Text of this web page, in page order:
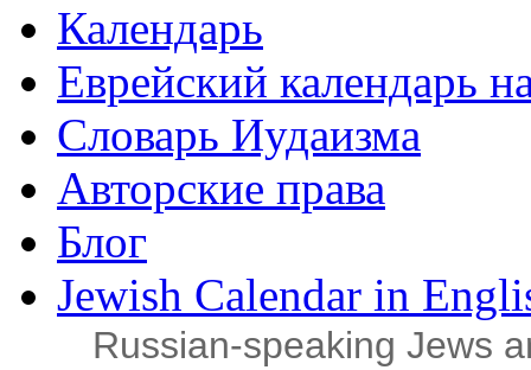
Календарь
Еврейский календарь
Словарь Иудаизма
Авторские права
Блог
Jewish Calendar in
Russian‑speaking Jews